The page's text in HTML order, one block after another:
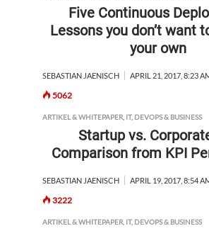
Five Continuous
Lessons you don’t want
your own
SEBASTIAN JAENISCH APRIL 21, 2017, 8:23
5062
ARTIKEL & WHITEPAPER IT, DEVOPS & BUSINESS
Startup vs.
Comparison from KPI
SEBASTIAN JAENISCH APRIL 19, 2017, 8:54
3222
ARTIKEL & WHITEPAPER IT, DEVOPS & BUSINESS